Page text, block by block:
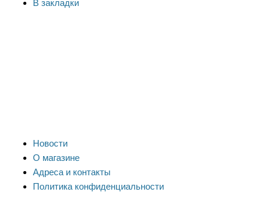
В закладки
Новости
О магазине
Адреса и контакты
Политика конфиденциальности